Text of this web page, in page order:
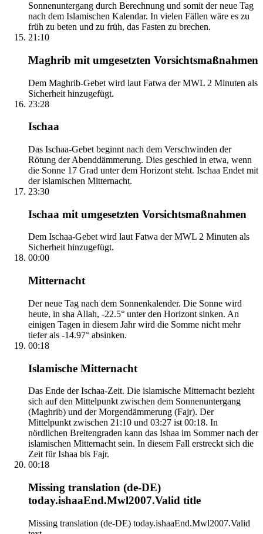
Sonnenuntergang durch Berechnung und somit der neue Tag
nach dem Islamischen Kalendar. In vielen Fällen wäre es zu
früh zu beten und zu früh, das Fasten zu brechen.
21:10
Maghrib mit umgesetzten Vorsichtsmaßnahmen
Dem Maghrib-Gebet wird laut Fatwa der MWL 2 Minuten als
Sicherheit hinzugefügt.
23:28
Ischaa
Das Ischaa-Gebet beginnt nach dem Verschwinden der
Rötung der Abenddämmerung. Dies geschied in etwa, wenn
die Sonne 17 Grad unter dem Horizont steht. Ischaa Endet mit
der islamischen Mitternacht.
23:30
Ischaa mit umgesetzten Vorsichtsmaßnahmen
Dem Ischaa-Gebet wird laut Fatwa der MWL 2 Minuten als
Sicherheit hinzugefügt.
00:00
Mitternacht
Der neue Tag nach dem Sonnenkalender. Die Sonne wird
heute, in sha Allah, -22.5° unter den Horizont sinken. An
einigen Tagen in diesem Jahr wird die Somme nicht mehr
tiefer als -14.97° absinken.
00:18
Islamische Mitternacht
Das Ende der Ischaa-Zeit. Die islamische Mitternacht bezieht
sich auf den Mittelpunkt zwischen dem Sonnenuntergang
(Maghrib) und der Morgendämmerung (Fajr). Der
Mittelpunkt zwischen 21:10 und 03:27 ist 00:18. In
nördlichen Breitengraden kann das Ishaa im Sommer nach der
islamischen Mitternacht sein. In diesem Fall erstreckt sich die
Zeit für Ishaa bis Fajr.
00:18
Missing translation (de-DE)
today.ishaaEnd.Mwl2007.Valid title
Missing translation (de-DE) today.ishaaEnd.Mwl2007.Valid